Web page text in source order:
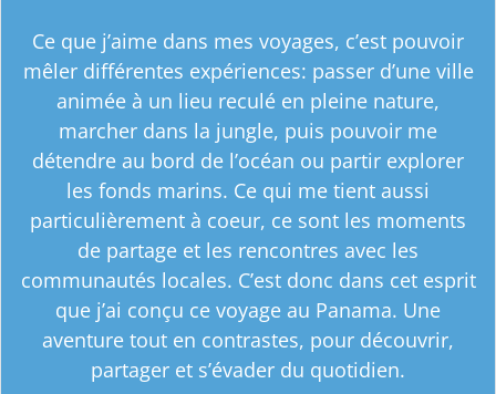
Ce que j’aime dans mes voyages, c’est pouvoir
mêler différentes expériences: passer d’une ville
animée à un lieu reculé en pleine nature,
marcher dans la jungle, puis pouvoir me
détendre au bord de l’océan ou partir explorer
les fonds marins. Ce qui me tient aussi
particulièrement à coeur, ce sont les moments
de partage et les rencontres avec les
communautés locales. C’est donc dans cet esprit
que j’ai conçu ce voyage au Panama. Une
aventure tout en contrastes, pour découvrir,
partager et s’évader du quotidien.